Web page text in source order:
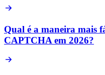
Qual é a maneira mais
CAPTCHA em 2026?